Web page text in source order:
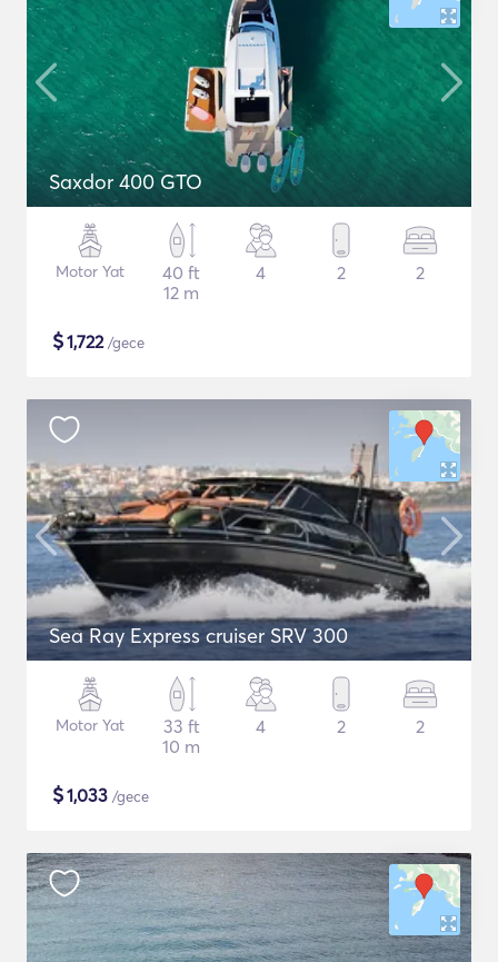
Saxdor 400 GTO
Motor Yat
40 ft
12 m
4 2 2
$1,722/gece
Sea Ray Express cruiser SRV 300
Motor Yat
33 ft
10 m
4 2 2
$1,033 /gece